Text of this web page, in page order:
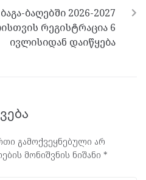
ბაღებში 2026-2027
რეგისტრაცია 6
ივლისიდან დაიწყება
გამოქვეყნებული არ
მონიშვნის ნიშანი *